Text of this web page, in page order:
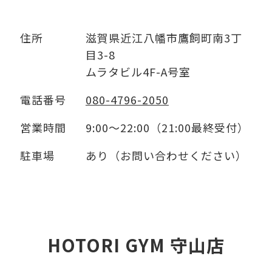
住所
滋賀県近江八幡市鷹飼町南3丁
目3-8
ムラタビル4F-A号室
電話番号
080-4796-2050
営業時間
9:00～22:00（21:00最終受付）
駐車場
あり（お問い合わせください）
HOTORI GYM 守山店